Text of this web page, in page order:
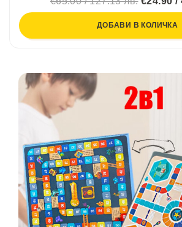
ДОБАВИ В КОЛИЧКА